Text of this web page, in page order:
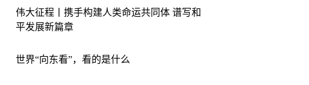
伟大征程丨携手构建人类命运共同体 谱写和
平发展新篇章
世界“向东看”，看的是什么